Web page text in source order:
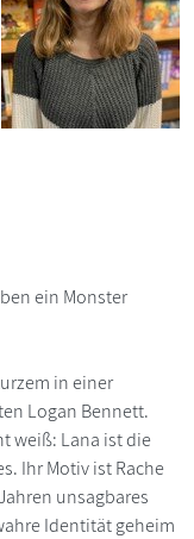
ein Monster
in einer
Logan Bennett.
weiß: Lana ist die
Ihr Motiv ist Rache
unsagbares
Identität geheim